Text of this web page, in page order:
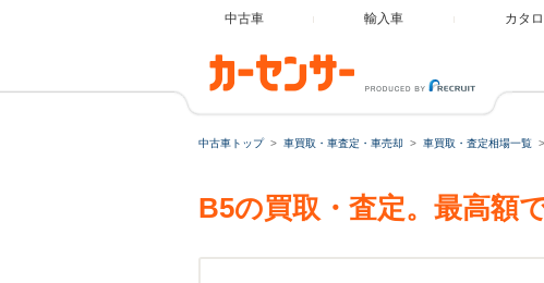
中古車 輸入車 カタ
中古車トップ 車買取・車査定・車売却 車買取・査定相場一覧
B5の買取・査定。最高額